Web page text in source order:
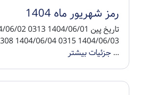
رمز شهریور ماه 1404
...جزئیات بیشتر